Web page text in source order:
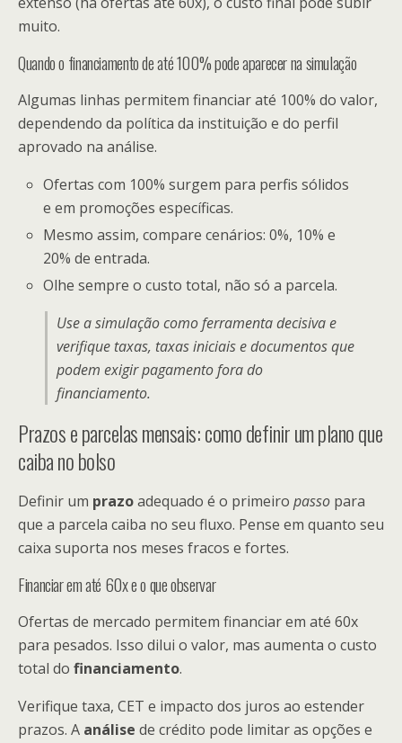
muito.
Quando o financiamento de até 100% pode aparecer na simulação
Algumas linhas permitem financiar até 100% do valor,
dependendo da política da instituição e do perfil
aprovado na análise.
Ofertas com 100% surgem para perfis sólidos
e em promoções específicas.
Mesmo assim, compare cenários: 0%, 10% e
20% de entrada.
Olhe sempre o custo total, não só a parcela.
Use a simulação como ferramenta decisiva e
verifique taxas, taxas iniciais e documentos que
podem exigir pagamento fora do
financiamento.
Prazos e parcelas mensais: como definir um plano que
caiba no bolso
Definir um prazoadequado é o primeiro passo para
que a parcela caiba no seu fluxo. Pense em quanto seu
caixa suporta nos meses fracos e fortes.
Financiar em até 60x e o que observar
Ofertas de mercado permitem financiar em até 60x
para pesados. Isso dilui o valor, mas aumenta o custo
total do financiamento.
Verifique taxa, CET e impacto dos juros ao estender
prazos. A análise de crédito pode limitar as opções e